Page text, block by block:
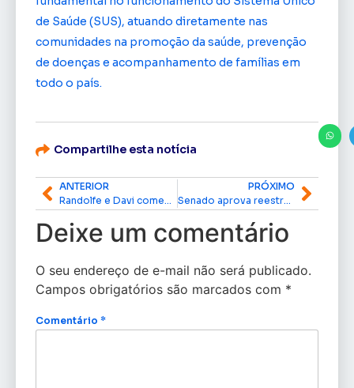
de Saúde (SUS), atuando diretamente nas
comunidades na promoção da saúde, prevenção
de doenças e acompanhamento de famílias em
todo o país.
Compartilhe esta notícia
ANTERIOR
Randolfe e Davi comemoram no Senado reabertura do prazo da transposição para servidores do Amapá
PRÓXIMO
Senado aprova reestruturação do serviço público federal e criação de mais de 13 mil vagas para professores; projeto foi relatado por Randolfe
Deixe um comentário
O seu endereço de e-mail não será publicado.
Campos obrigatórios são marcados com *
Comentário *